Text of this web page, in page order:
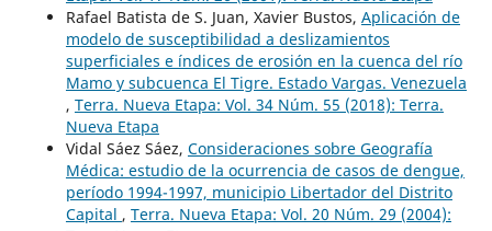
Rafael Batista de S. Juan, Xavier Bustos, Aplicación de
modelo de susceptibilidad a deslizamientos
superficiales e índices de erosión en la cuenca del río
Mamo y subcuenca El Tigre. Estado Vargas. Venezuela
, Terra. Nueva Etapa: Vol. 34 Núm. 55 (2018): Terra.
Nueva Etapa
Vidal Sáez Sáez, Consideraciones sobre Geografía
Médica: estudio de la ocurrencia de casos de dengue,
período 1994-1997, municipio Libertador del Distrito
Capital , Terra. Nueva Etapa: Vol. 20 Núm. 29 (2004):